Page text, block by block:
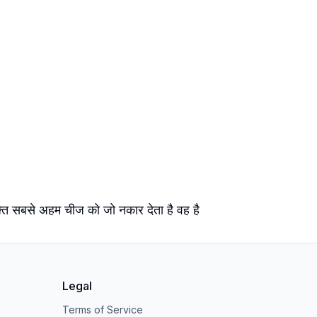
सबसे अहम चीज को जो नकार देता है वह है
Legal
Terms of Service